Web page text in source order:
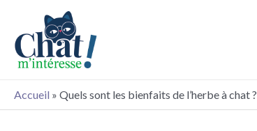
contenu
Accueil » Quels sont les bienfaits de l’herbe à chat ?